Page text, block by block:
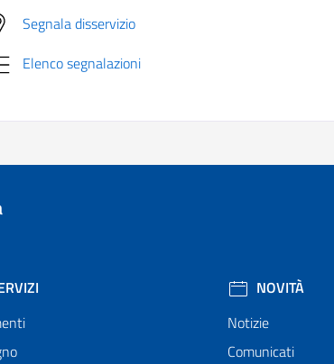
Segnala disservizio
Elenco segnalazioni
NOVITÀ
Notizie
Comunicati